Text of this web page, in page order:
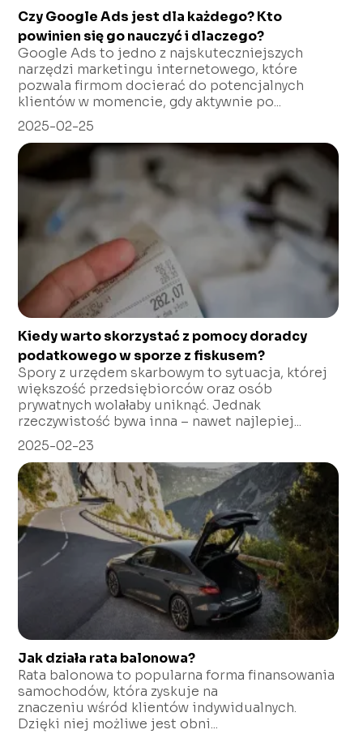
Czy Google Ads jest dla każdego? Kto
powinien się go nauczyć i dlaczego?
Google Ads to jedno z najskuteczniejszych
narzędzi marketingu internetowego, które
pozwala firmom docierać do potencjalnych
klientów w momencie, gdy aktywnie po...
2025-02-25
Kiedy warto skorzystać z pomocy doradcy
podatkowego w sporze z fiskusem?
Spory z urzędem skarbowym to sytuacja, której
większość przedsiębiorców oraz osób
prywatnych wolałaby uniknąć. Jednak
rzeczywistość bywa inna – nawet najlepiej...
2025-02-23
Jak działa rata balonowa?
Rata balonowa to popularna forma finansowania
samochodów, która zyskuje na
znaczeniu wśród klientów indywidualnych.
Dzięki niej możliwe jest obni...